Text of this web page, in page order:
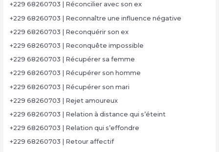
+229 68260703 | Réconcilier avec son ex
+229 68260703 | Reconnaître une influence négative
+229 68260703 | Reconquérir son ex
+229 68260703 | Reconquête impossible
+229 68260703 | Récupérer sa femme
+229 68260703 | Récupérer son homme
+229 68260703 | Récupérer son mari
+229 68260703 | Rejet amoureux
+229 68260703 | Relation à distance qui s’éteint
+229 68260703 | Relation qui s’effondre
+229 68260703 | Retour affectif